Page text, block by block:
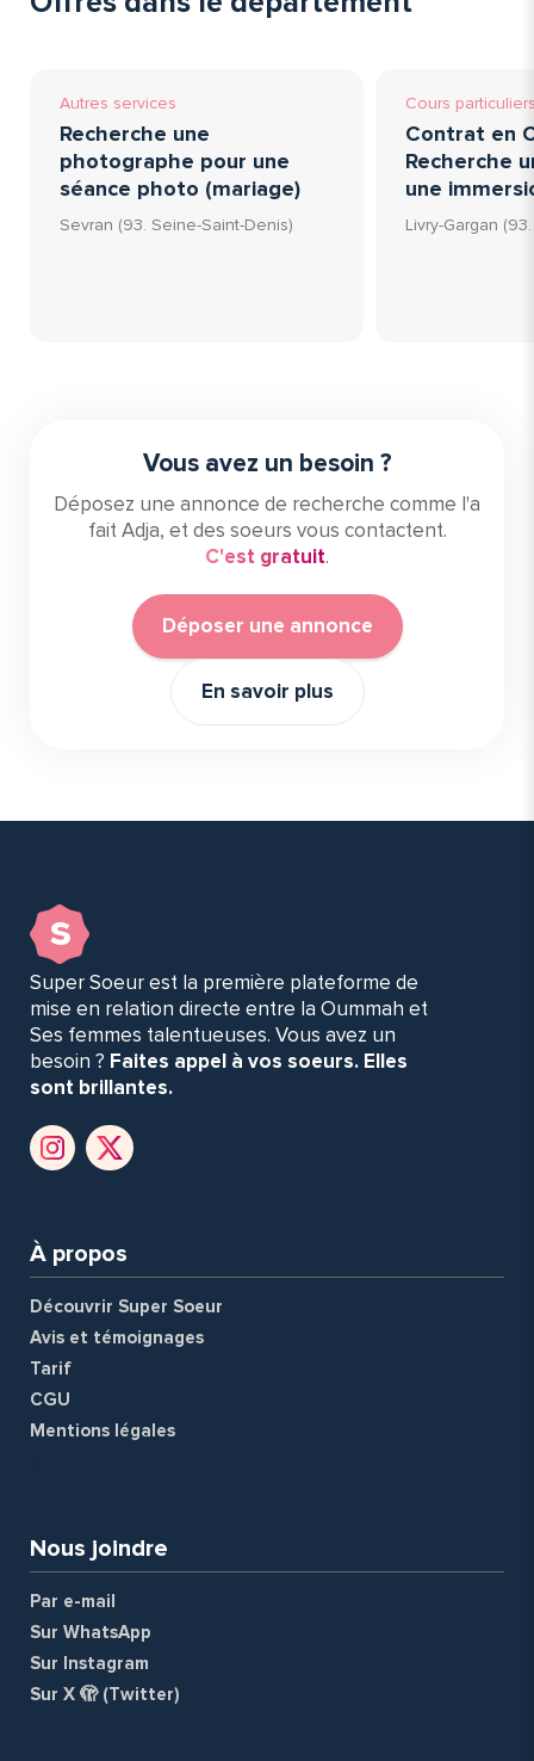
Autres services
Recherche une
photographe pour une
séance photo (mariage)
Sevran (93. Seine-Saint-Denis)
Cours
Contrat en
Recherche
une
Livry-Gargan
Vous avez un besoin ?
Déposez une annonce de recherche comme l'a
fait Adja, et des soeurs vous contactent.
C'est gratuit.
Déposer une annonce
En savoir plus
s
Super Soeur est la première plateforme de
mise en relation directe entre la Oummah et
Ses femmes talentueuses. Vous avez un
besoin ? Faites appel à vos soeurs. Elles
sont brillantes.
À propos
Découvrir Super Soeur
Avis et témoignages
Tarif
CGU
Mentions légales
Nous joindre
Par e-mail
Sur WhatsApp
Sur Instagram
Sur X 🫣 (Twitter)